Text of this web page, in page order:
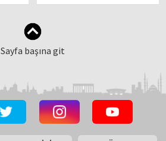
Sayfa başına git